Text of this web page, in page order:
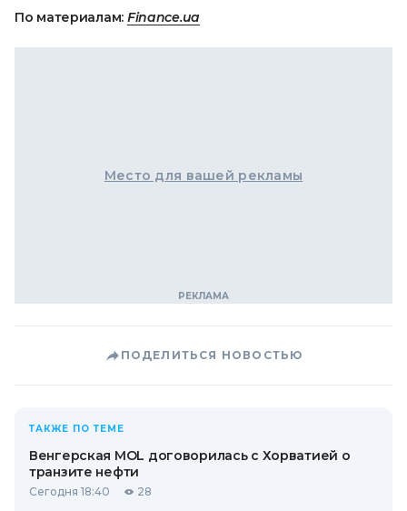
По материалам: Finance.ua
Место для вашей рекламы
ПОДЕЛИТЬСЯ НОВОСТЬЮ
ТАКЖЕ ПО ТЕМЕ
Венгерская MOL договорилась с Хорватией о
транзите нефти
Сегодня 18:40 28